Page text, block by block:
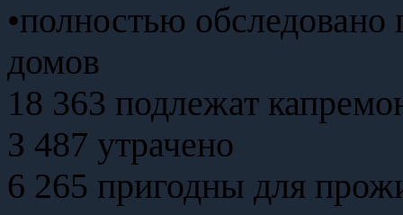
•полностью
домов
18 363 подлежат
З 487 утрачено
6 265 пригодны для